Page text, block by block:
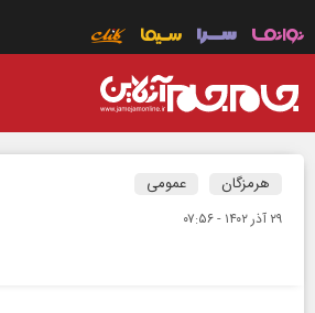
هرمزگان عمومی
۲۹ آذر ۱۴۰۲ - ۰۷:۵۶